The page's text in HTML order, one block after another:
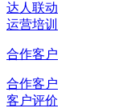
达人联动
运营培训
合作客户
合作客户
客户评价